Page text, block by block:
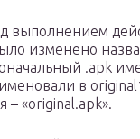
выполнением
изменено
.apk
в
– «original.apk».